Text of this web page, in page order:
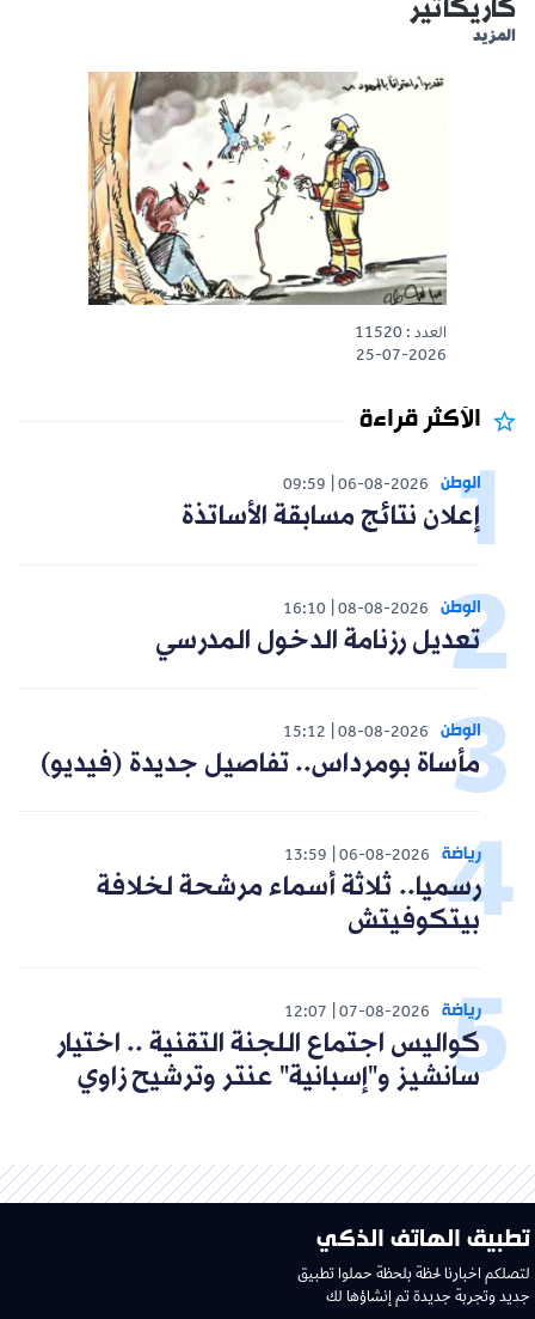
كاريكاتير
المزيد
العدد : 11520
25-07-2026
الأكثر قراءة
الوطن 06-08-2026
09:59
إعلان نتائج مسابقة الأساتذة
الوطن 08-08-2026
16:10
تعديل رزنامة الدخول المدرسي
الوطن 08-08-2026
15:12
مأساة بومرداس.. تفاصيل جديدة (فيديو)
رياضة 06-08-2026
13:59
رسميا.. ثلاثة أسماء مرشحة لخلافة
بيتكوفيتش
رياضة 07-08-2026
12:07
كواليس اجتماع اللجنة التقنية .. اختيار
سانشيز و"إسبانية" عنتر وترشيح زاوي
تطبيق الهاتف الذكي
لتصلكم اخبارنا لحظة بلحظة حملوا تطبيق
جديد وتجربة جديدة تم إنشاؤها لك